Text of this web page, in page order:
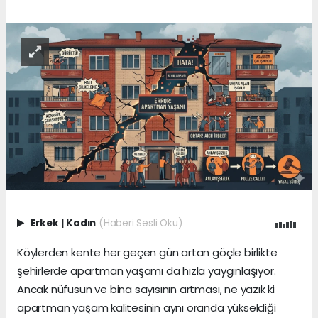
Erkek | Kadın (Haberi Sesli Oku)
Köylerden kente her geçen gün artan göçle birlikte
şehirlerde apartman yaşamı da hızla yaygınlaşıyor.
Ancak nüfusun ve bina sayısının artması, ne yazık ki
apartman yaşam kalitesinin aynı oranda yükseldiği